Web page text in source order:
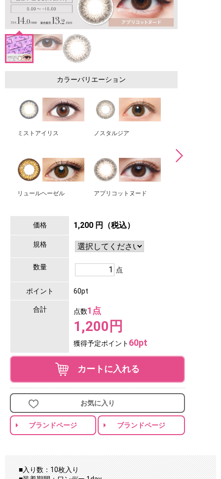
カラーバリエーション
ミストアイリス ノスタルジア
リュールヘーゼル アプリコットヌード
価格 1,200 円（税込）
規格
数量 点
ポイント 60pt
合計 点数1点
1,200円
獲得予定ポイント 60pt
カートに入れる
お気に入り
ブランドページ ブランドページ
■入り数：10枚入り